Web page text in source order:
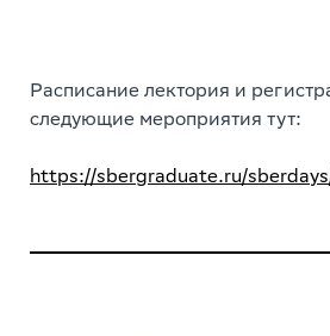
Расписание лектория и
следующие мероприятия тут:
https://sbergraduate.ru/